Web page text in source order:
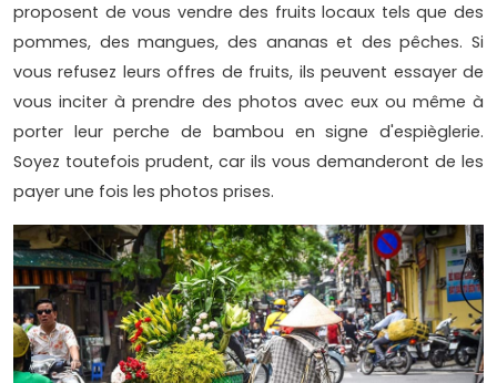
proposent de vous vendre des fruits locaux tels que des
pommes, des mangues, des ananas et des pêches. Si
vous refusez leurs offres de fruits, ils peuvent essayer de
vous inciter à prendre des photos avec eux ou même à
porter leur perche de bambou en signe d'espièglerie.
Soyez toutefois prudent, car ils vous demanderont de les
payer une fois les photos prises.